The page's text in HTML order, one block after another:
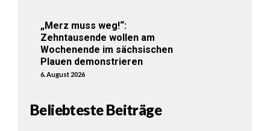
„Merz muss weg!“:
Zehntausende wollen am
Wochenende im sächsischen
Plauen demonstrieren
6. August 2026
Beliebteste Beiträge